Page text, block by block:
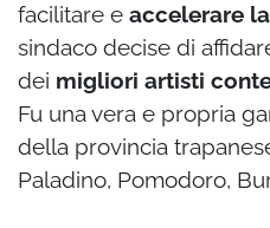
facilitare e accelerare
sindaco decise di
dei migliori artisti
Fu una vera e propria
della provincia
Paladino, Pomodoro,